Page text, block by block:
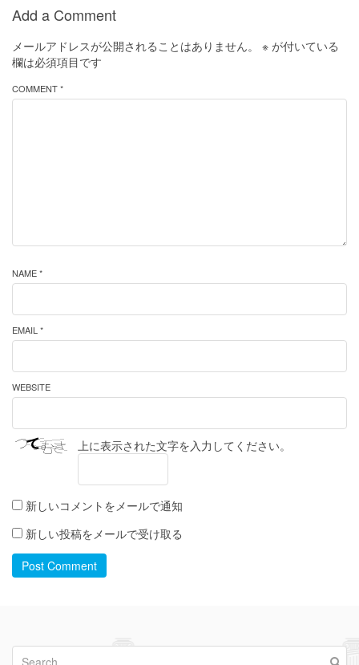
Add a Comment
メールアドレスが公開されることはありません。 ※ が付いている
欄は必須項目です
COMMENT *
NAME *
EMAIL *
WEBSITE
上に表示された文字を入力してください。
新しいコメントをメールで通知
新しい投稿をメールで受け取る
Post Comment